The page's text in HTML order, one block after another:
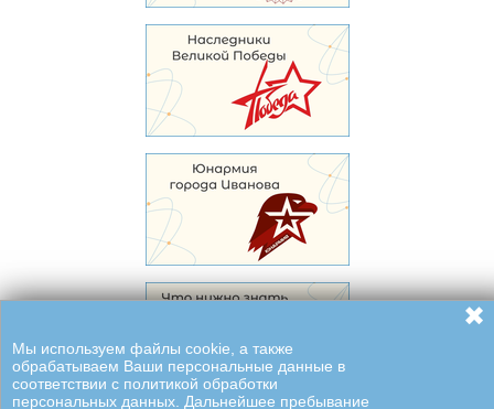
Мы используем файлы cookie, а также
обрабатываем Ваши персональные данные в
соответствии с политикой обработки
персональных данных. Дальнейшее пребывание
✖